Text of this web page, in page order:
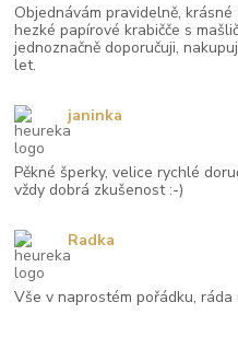
Objednávám pravidelně,
hezké papírové krabičče s
jednoznačně doporučuji,
let.
Pěkné šperky, velice rychlé
vždy dobrá zkušenost :-)
janinka
Vše v naprostém pořádku, ráda
Radka